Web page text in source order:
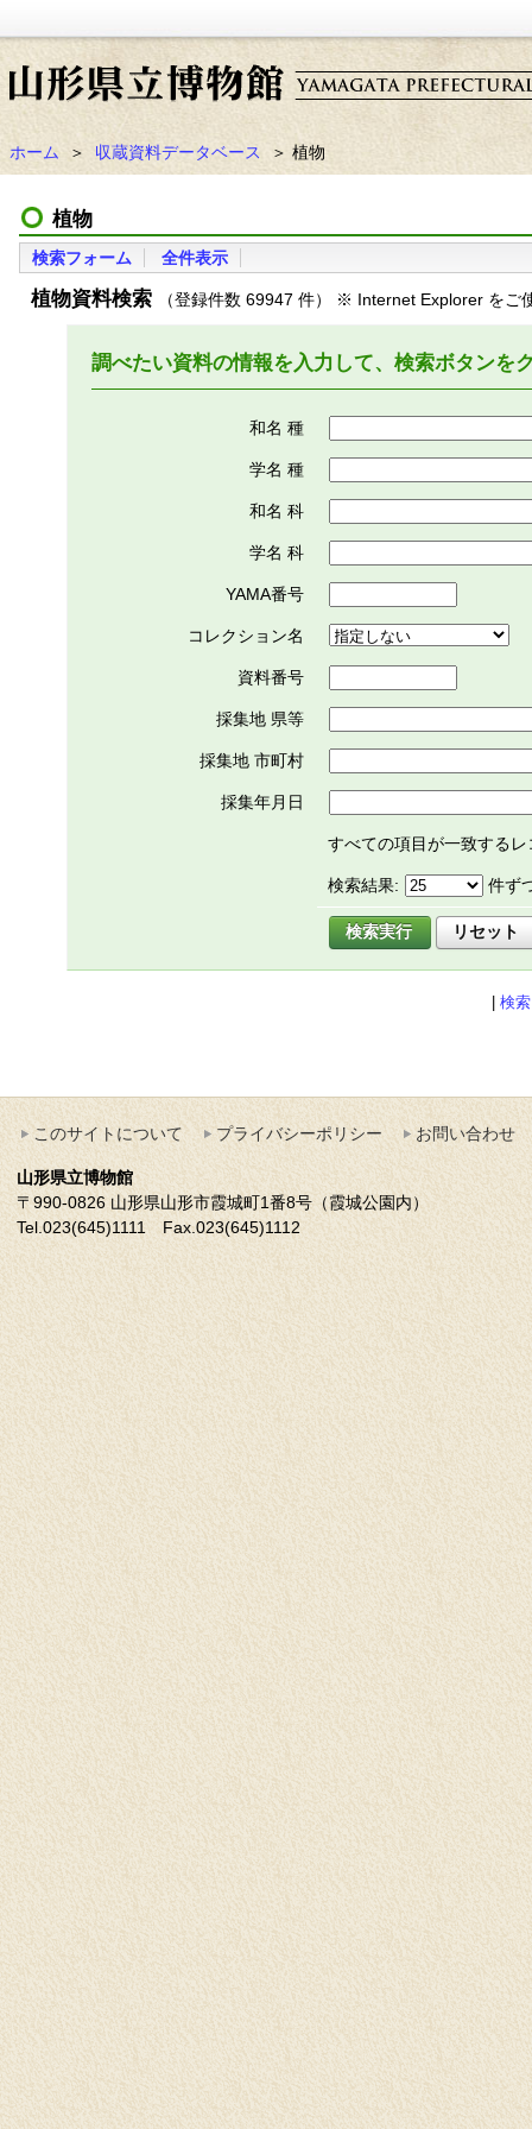
ホーム ＞ 収蔵資料データベース ＞ 植物
植物
検索フォーム 全件表示
植物資料検索 （登録件数 69947 件） ※ Internet Explorer をご
調べたい資料の情報を入力して、検索ボタンを
和名 種
学名 種
和名 科
学名 科
YAMA番号
コレクション名
資料番号
採集地 県等
採集地 市町村
採集年月日
すべての項目が一致する
検索結果: 件ず
|検
このサイトについて プライバシーポリシー お問い合わせ
山形県立博物館
〒990-0826 山形県山形市霞城町1番8号（霞城公園内）
Tel.023(645)1111 Fax.023(645)1112